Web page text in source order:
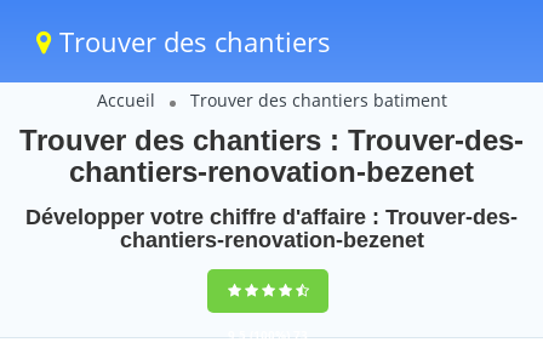
Trouver des chantiers
Accueil Trouver des chantiers batiment
Trouver des chantiers : Trouver-des-
chantiers-renovation-bezenet
Développer votre chiffre d'affaire : Trouver-des-
chantiers-renovation-bezenet
9,5(100%)73